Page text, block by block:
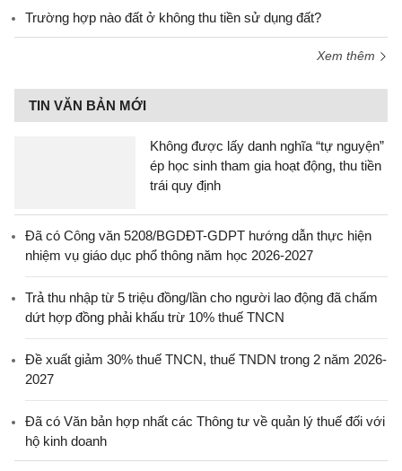
Trường hợp nào đất ở không thu tiền sử dụng đất?
Xem thêm
TIN VĂN BẢN MỚI
Không được lấy danh nghĩa “tự nguyện”
ép học sinh tham gia hoạt động, thu tiền
trái quy định
Đã có Công văn 5208/BGDĐT-GDPT hướng dẫn thực hiện
nhiệm vụ giáo dục phổ thông năm học 2026-2027
Trả thu nhập từ 5 triệu đồng/lần cho người lao động đã chấm
dứt hợp đồng phải khấu trừ 10% thuế TNCN
Đề xuất giảm 30% thuế TNCN, thuế TNDN trong 2 năm 2026-
2027
Đã có Văn bản hợp nhất các Thông tư về quản lý thuế đối với
hộ kinh doanh